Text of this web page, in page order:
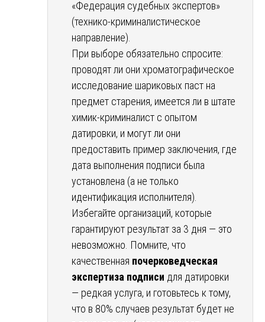
«Федерация судебных экспертов»
(технико-криминалистическое
направление).
При выборе обязательно спросите:
проводят ли они хроматографическое
исследование шариковых паст на
предмет старения, имеется ли в штате
химик-криминалист с опытом
датировки, и могут ли они
предоставить пример заключения, где
дата выполнения подписи была
установлена (а не только
идентификация исполнителя).
Избегайте организаций, которые
гарантируют результат за 3 дня — это
невозможно. Помните, что
качественная почерковедческая
экспертиза подписи для датировки
— редкая услуга, и готовьтесь к тому,
что в 80% случаев результат будет не